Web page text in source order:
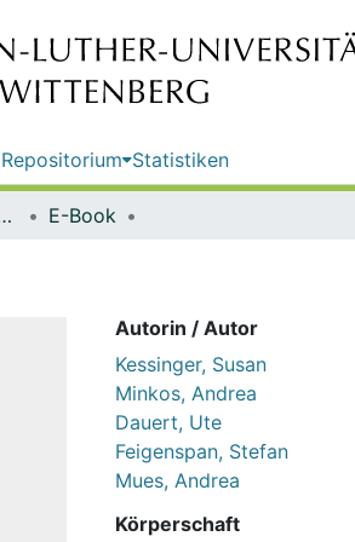
Statistiken
E-Book
Autorin / Autor
Kessinger, Susan
Minkos, Andrea
Dauert, Ute
Feigenspan, Stefan
Mues, Andrea
Körperschaft